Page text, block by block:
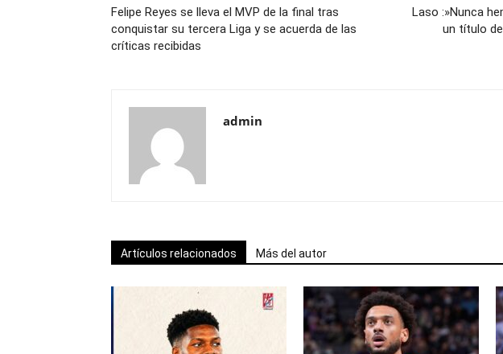
Felipe Reyes se lleva el MVP de la final tras
conquistar su tercera Liga y se acuerda de las
críticas recibidas
Laso :»Nunca
un título
admin
Artículos relacionados Más del autor